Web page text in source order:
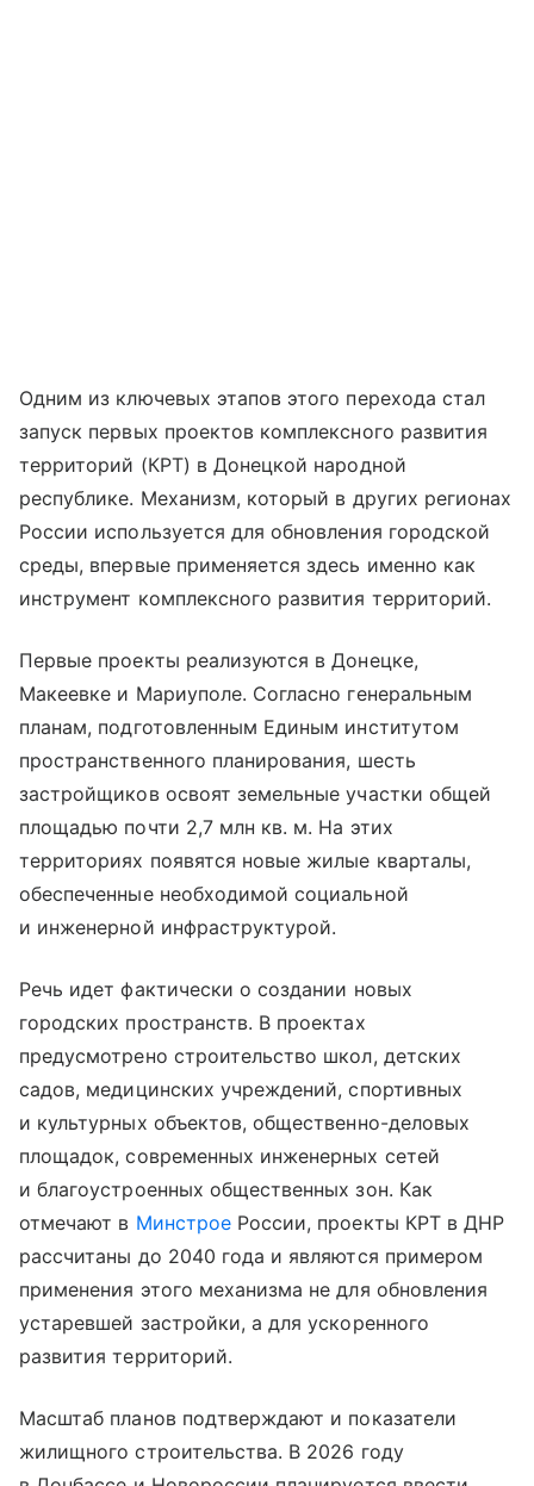
Одним из ключевых этапов этого перехода стал
запуск первых проектов комплексного развития
территорий (КРТ) в Донецкой народной
республике. Механизм, который в других регионах
России используется для обновления городской
среды, впервые применяется здесь именно как
инструмент комплексного развития территорий.
Первые проекты реализуются в Донецке,
Макеевке и Мариуполе. Согласно генеральным
планам, подготовленным Единым институтом
пространственного планирования, шесть
застройщиков освоят земельные участки общей
площадью почти 2,7 млн кв. м. На этих
территориях появятся новые жилые кварталы,
обеспеченные необходимой социальной
и инженерной инфраструктурой.
Речь идет фактически о создании новых
городских пространств. В проектах
предусмотрено строительство школ, детских
садов, медицинских учреждений, спортивных
и культурных объектов, общественно-деловых
площадок, современных инженерных сетей
и благоустроенных общественных зон. Как
отмечают в МинстроеРоссии, проекты КРТ в ДНР
рассчитаны до 2040 года и являются примером
применения этого механизма не для обновления
устаревшей застройки, а для ускоренного
развития территорий.
Масштаб планов подтверждают и показатели
жилищного строительства. В 2026 году